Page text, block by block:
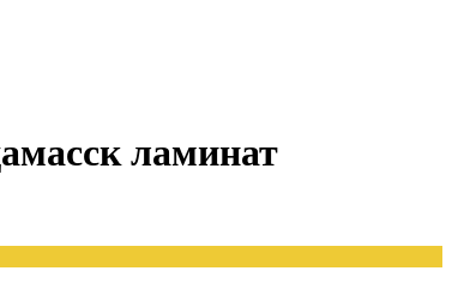
ламинат